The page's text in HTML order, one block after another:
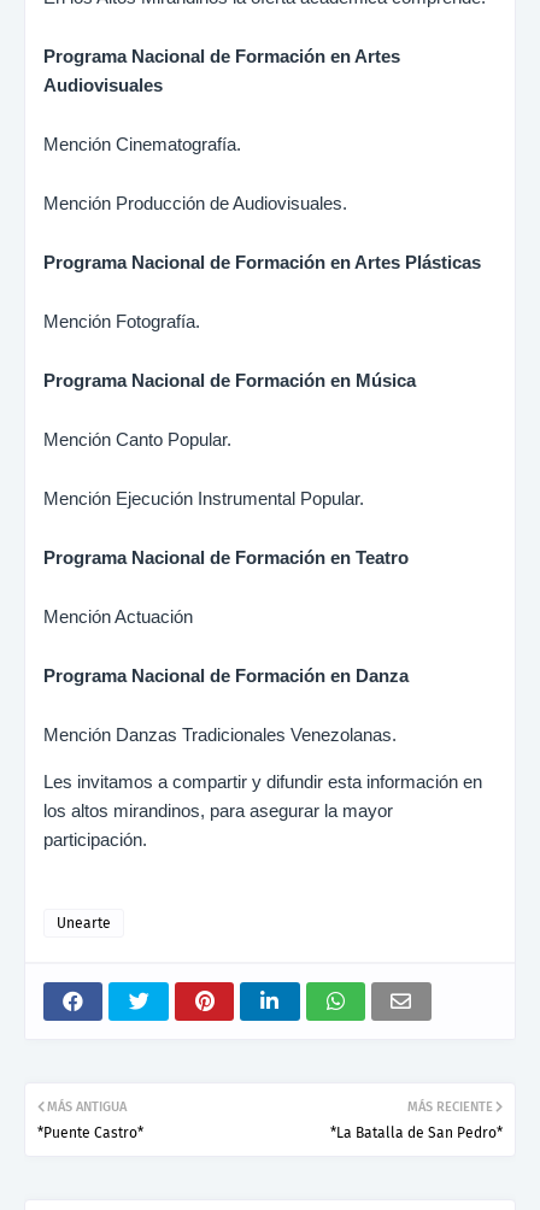
Programa Nacional de Formación en Artes
Audiovisuales
Mención Cinematografía.
Mención Producción de Audiovisuales.
Programa Nacional de Formación en Artes Plásticas
Mención Fotografía.
Programa Nacional de Formación en Música
Mención Canto Popular.
Mención Ejecución Instrumental Popular.
Programa Nacional de Formación en Teatro
Mención Actuación
Programa Nacional de Formación en Danza
Mención Danzas Tradicionales Venezolanas.
Les invitamos a compartir y difundir esta información en
los altos mirandinos, para asegurar la mayor
participación.
Unearte
MÁS RECIENTE
*La Batalla de San Pedro*
MÁS ANTIGUA
*Puente Castro*